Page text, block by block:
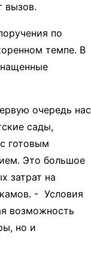
вызов.
по
темпе. В
очередь нас
сады,
готовым
Это большое
затрат на
- Условия
возможность
но и